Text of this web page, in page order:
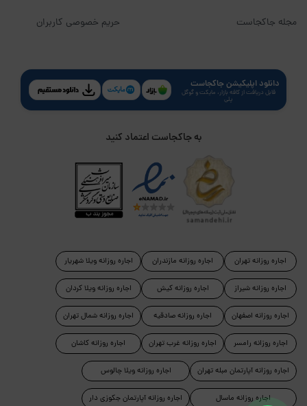
مجله جاکجاست حریم خصوصی کاربران
دانلود اپلیکیشن جاکجاست
قابل دریافت از کافه بازار، مایکت و گوگل
پلی
به جاکجاست اعتماد کنید
اجاره روزانه تهران
اجاره روزانه شیراز
اجاره روزانه اصفهان
اجاره روزانه رامسر
اجاره روزانه مازندران
اجاره روزانه کیش
اجاره روزانه صادقیه
اجاره روزانه غرب تهران
اجاره روزانه ویلا شهریار
اجاره روزانه ویلا کردان
اجاره روزانه شمال تهران
اجاره روزانه کاشان
اجاره روزانه آپارتمان مبله تهران
اجاره روزانه ماسال
اجاره روزانه ویلا چالوس
اجاره روزانه آپارتمان جکوزی دار